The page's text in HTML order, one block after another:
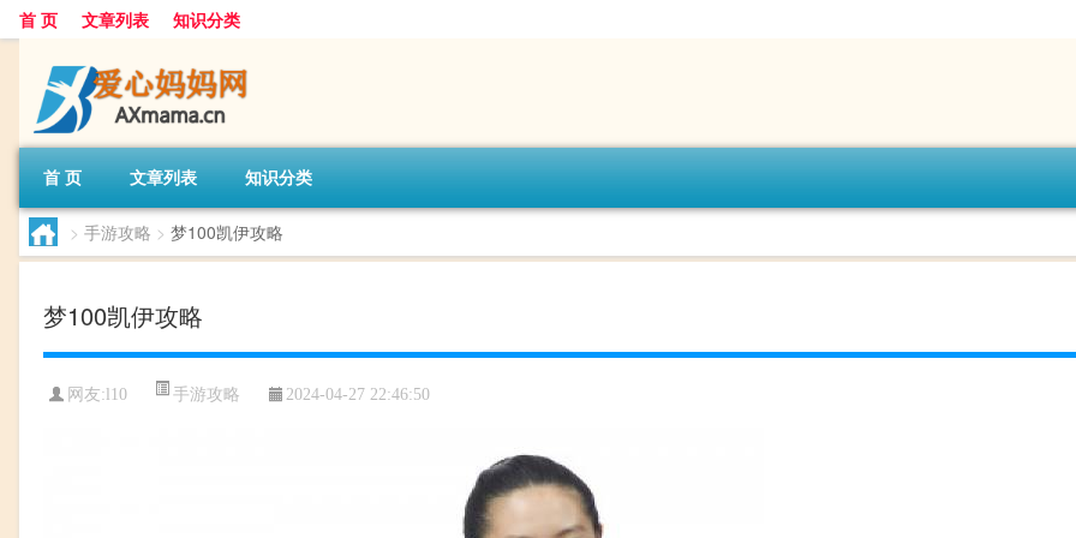
首 页 文章列表 知识分类
首 页 文章列表 知识分类
> 手游攻略 > 梦100凯伊攻略
梦100凯伊攻略
网友: l10 手游攻略 2024-04-27 22:46:50